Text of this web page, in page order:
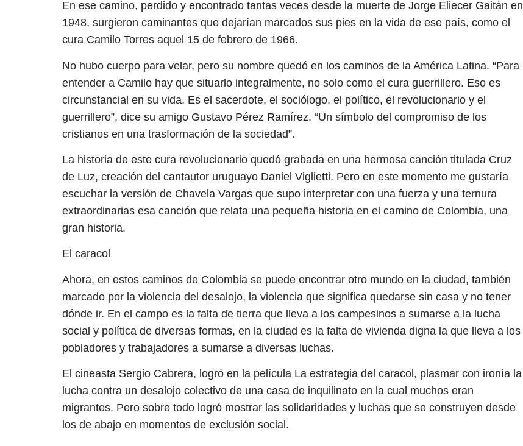
En ese camino, perdido y encontrado tantas veces desde la muerte de Jorge Eliecer Gaitán en
1948, surgieron caminantes que dejarían marcados sus pies en la vida de ese país, como el
cura Camilo Torres aquel 15 de febrero de 1966.
No hubo cuerpo para velar, pero su nombre quedó en los caminos de la América Latina. “Para
entender a Camilo hay que situarlo integralmente, no solo como el cura guerrillero. Eso es
circunstancial en su vida. Es el sacerdote, el sociólogo, el político, el revolucionario y el
guerrillero”, dice su amigo Gustavo Pérez Ramírez. “Un símbolo del compromiso de los
cristianos en una trasformación de la sociedad”.
La historia de este cura revolucionario quedó grabada en una hermosa canción titulada Cruz
de Luz, creación del cantautor uruguayo Daniel Viglietti. Pero en este momento me gustaría
escuchar la versión de Chavela Vargas que supo interpretar con una fuerza y una ternura
extraordinarias esa canción que relata una pequeña historia en el camino de Colombia, una
gran historia.
El caracol
Ahora, en estos caminos de Colombia se puede encontrar otro mundo en la ciudad, también
marcado por la violencia del desalojo, la violencia que significa quedarse sin casa y no tener
dónde ir. En el campo es la falta de tierra que lleva a los campesinos a sumarse a la lucha
social y política de diversas formas, en la ciudad es la falta de vivienda digna la que lleva a los
pobladores y trabajadores a sumarse a diversas luchas.
El cineasta Sergio Cabrera, logró en la película La estrategia del caracol, plasmar con ironía la
lucha contra un desalojo colectivo de una casa de inquilinato en la cual muchos eran
migrantes. Pero sobre todo logró mostrar las solidaridades y luchas que se construyen desde
los de abajo en momentos de exclusión social.